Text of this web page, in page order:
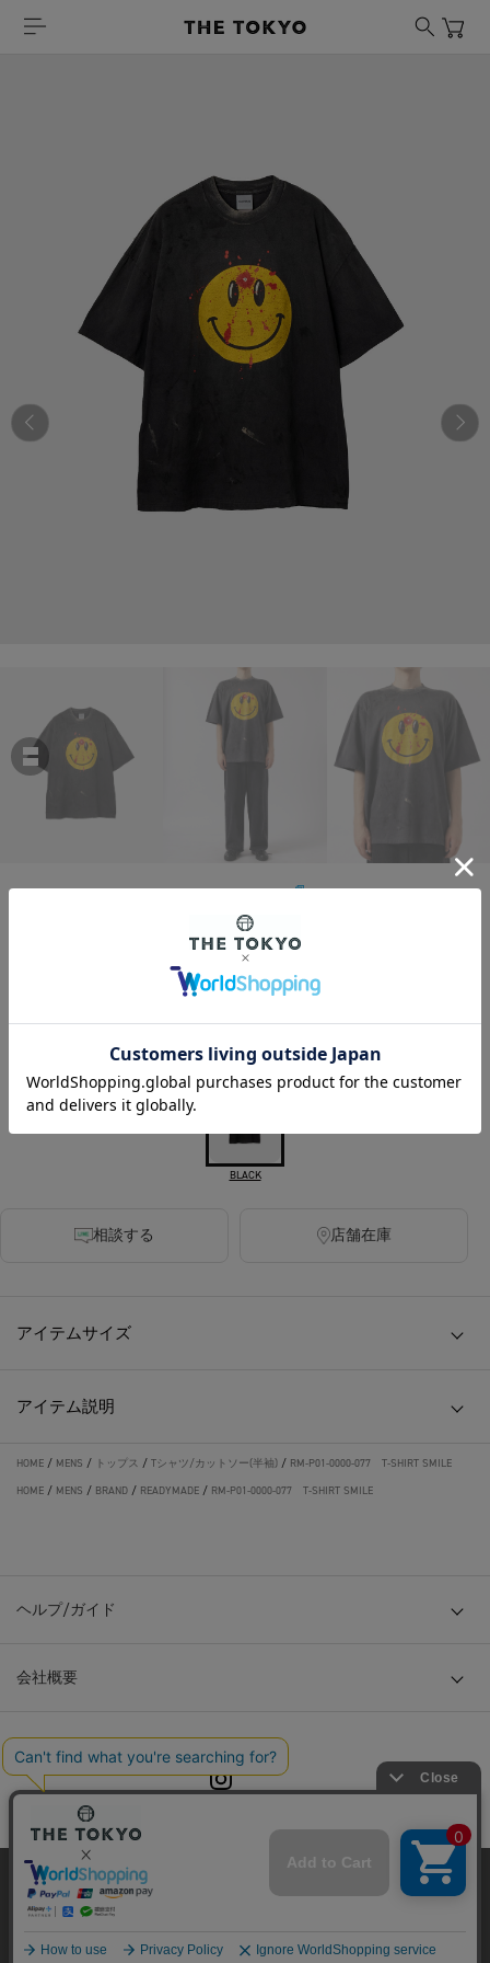
READYMADE
RM-P01-0000-077 T-SHIRT SMILE
￥38,500
350ポイント付与
カラー
BLACK
相談する 店舗在庫
アイテムサイズ
アイテム説明
HOME / MENS / トップス / Tシャツ/カットソー(半袖) / RM-P01-0000-077 T-SHIRT SMILE
HOME / MENS / BRAND / READYMADE / RM-P01-0000-077 T-SHIRT SMILE
ヘルプ/ガイド
会社概要
© TOKYO BASE CO., LTD
当サイトはクッキー(cookie)を使用します。クッキーはサイト内
の一部の機能および、サイトの使用状況の分析からマーケティ
ング活動に利用することを目的としています。
プライバシーポリシーはこちら